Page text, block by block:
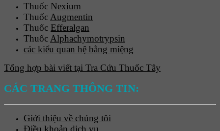
Thuốc Nexium
Thuốc Augmentin
Thuốc Efferalgan
Thuốc Alphachymotrypsin
các kiểu quan hệ bằng miệng
Tổng hợp bài viết tại Tra Cứu Thuốc Tây
CÁC TRANG THÔNG TIN:
Giới thiệu về chúng tôi
Điều khoản dịch vụ